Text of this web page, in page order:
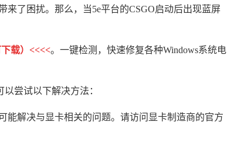
了困扰。那么，当5e平台的CSGO启动后出现蓝屏
载）<<<<。一键检测，快速修复各种Windows系统电
尝试以下解决方法：
能解决与显卡相关的问题。请访问显卡制造商的官方